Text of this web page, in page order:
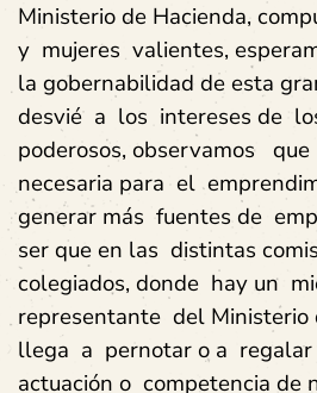
Ministerio de Hacienda,
y mujeres valientes,
la gobernabilidad de esta
desvié a los intereses de
poderosos, observamos
necesaria para el
generar más fuentes de
ser que en las distintas
colegiados, donde hay un
representante del Ministerio
llega a pernotar o a
actuación o competencia de